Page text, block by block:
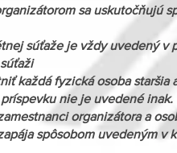
sa uskutočňujú
súťaže je vždy uvedený v
každá fyzická osoba
nie je uvedené inak.
organizátora a
spôsobom uvedeným